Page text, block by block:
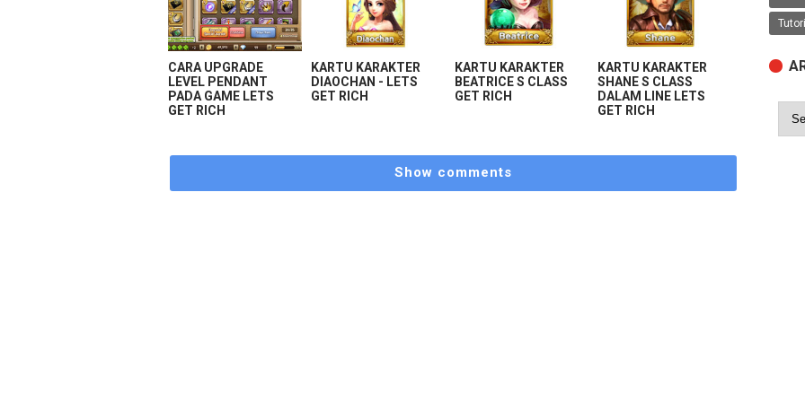
CARA UPGRADE
LEVEL PENDANT
PADA GAME LETS
GET RICH
KARTU KARAKTER
DIAOCHAN - LETS
GET RICH
KARTU KARAKTER
BEATRICE S CLASS
GET RICH
KARTU KARAKTER
SHANE S CLASS
DALAM LINE LETS
GET RICH
Show comments